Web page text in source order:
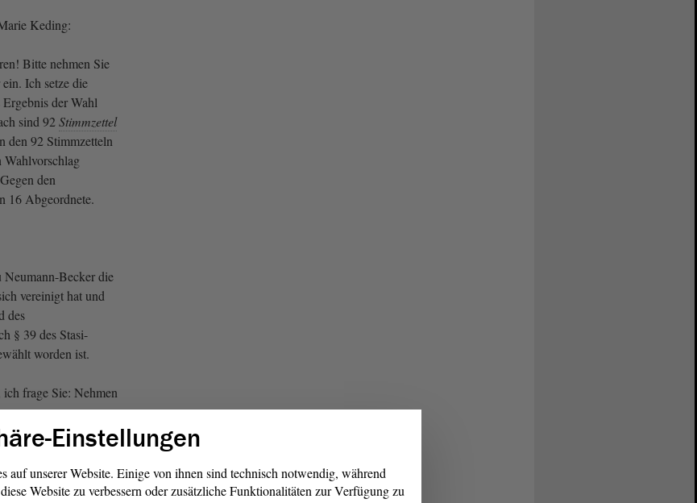
Keding:
Bitte nehmen Sie
Ich setze die
der Wahl
sind 92Stimmzettel
den 92 Stimmzetteln
den
16 Abgeordnete.
Neumann-Becker die
vereinigt hat und
des
§ 39 des Stasi-
worden ist.
frage Sie: Nehmen
Einstellungen
auf unserer Website. Einige von ihnen sind technisch notwendig, während
Website zu verbessern oder zusätzliche Funktionalitäten zur Verfügung zu